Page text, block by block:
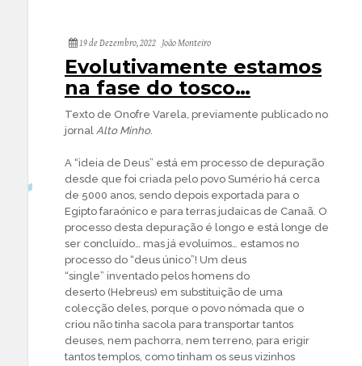
19 de Dezembro, 2022 João Monteiro
Evolutivamente estamos
na fase do tosco…
Texto de Onofre Varela, previamente publicado no
jornal Alto Minho.
A “ideia de Deus” está em processo de depuração
desde que foi criada pelo povo Sumério há cerca
de 5000 anos, sendo depois exportada para o
Egipto faraónico e para terras judaicas de Canaã. O
processo desta depuração é longo e está longe de
ser concluído… mas já evoluímos… estamos no
processo do “deus único”! Um deus
“single” inventado pelos homens do
deserto (Hebreus) em substituição de uma
colecção deles, porque o povo nómada que o
criou não tinha sacola para transportar tantos
deuses, nem pachorra, nem terreno, para erigir
tantos templos, como tinham os seus vizinhos